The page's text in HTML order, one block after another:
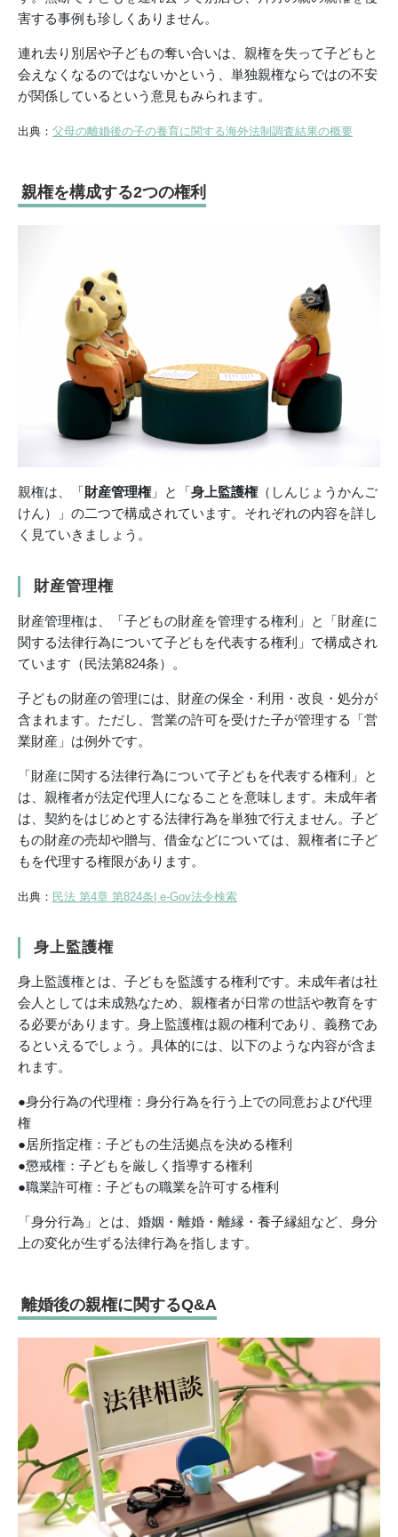
害する事例も珍しくありません。
連れ去り別居や子どもの奪い合いは、親権を失って子どもと
会えなくなるのではないかという、単独親権ならではの不安
が関係しているという意見もみられます。
出典： 父母の離婚後の子の養育に関する海外法制調査結果の概要
親権を構成する2つの権利
親権は、「財産管理権」と「身上監護権（しんじょうかんご
けん）」の二つで構成されています。それぞれの内容を詳し
く見ていきましょう。
財産管理権
財産管理権は、「子どもの財産を管理する権利」と「財産に
関する法律行為について子どもを代表する権利」で構成され
ています（民法第824条）。
子どもの財産の管理には、財産の保全・利用・改良・処分が
含まれます。ただし、営業の許可を受けた子が管理する「営
業財産」は例外です。
「財産に関する法律行為について子どもを代表する権利」と
は、親権者が法定代理人になることを意味します。未成年者
は、契約をはじめとする法律行為を単独で行えません。子ど
もの財産の売却や贈与、借金などについては、親権者に子ど
もを代理する権限があります。
出典： 民法 第4章 第824条| e-Gov法令検索
身上監護権
身上監護権とは、子どもを監護する権利です。未成年者は社
会人としては未成熟なため、親権者が日常の世話や教育をす
る必要があります。身上監護権は親の権利であり、義務であ
るといえるでしょう。具体的には、以下のような内容が含ま
れます。
●身分行為の代理権：身分行為を行う上での同意および代理
権
●居所指定権：子どもの生活拠点を決める権利
●懲戒権：子どもを厳しく指導する権利
●職業許可権：子どもの職業を許可する権利
「身分行為」とは、婚姻・離婚・離縁・養子縁組など、身分
上の変化が生ずる法律行為を指します。
離婚後の親権に関するQ&A